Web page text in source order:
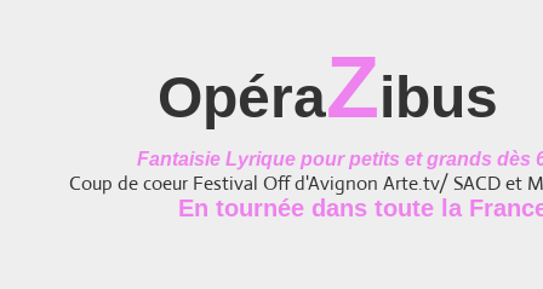
OpéraZibus
Fantaisie Lyrique pour petits et grands dès
Coup de coeur Festival Off d'Avignon Arte.tv/ SACD et
En tournée dans toute la